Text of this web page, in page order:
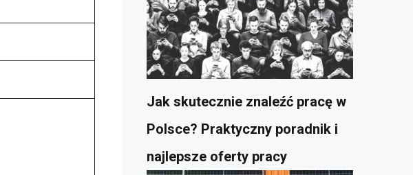
Jak skutecznie znaleźć pracę w
Polsce? Praktyczny poradnik i
najlepsze oferty pracy